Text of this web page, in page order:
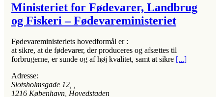
Ministeriet for Fødevarer, Landbrug
og Fiskeri – Fødevareministeriet
Fødevareministeriets hovedformål er :
at sikre, at de fødevarer, der produceres og afsættes til
forbrugerne, er sunde og af høj kvalitet, samt at sikre [...]
Adresse:
Slotsholmsgade 12
1216 København, Hovedstaden